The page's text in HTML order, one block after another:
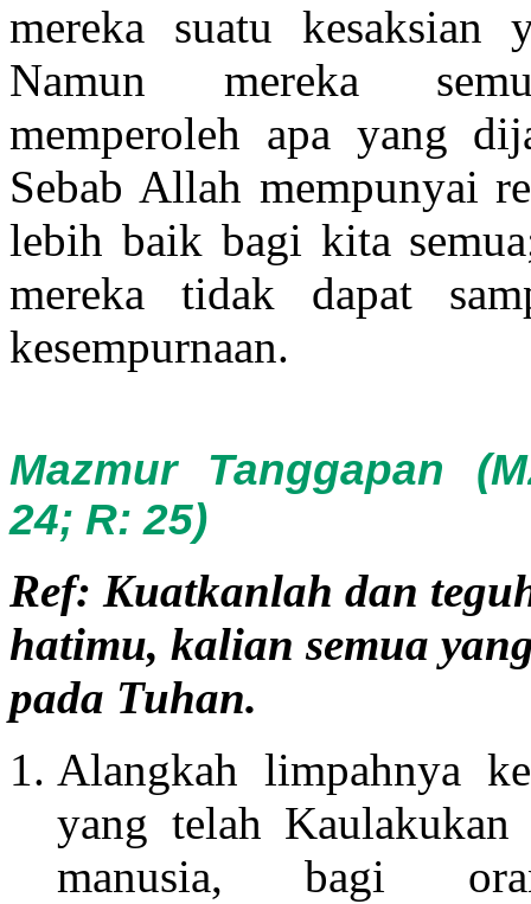
mereka suatu kesaksian
Namun mereka
memperoleh apa yang
Sebab Allah mempunyai
lebih baik bagi kita
mereka tidak dapat
kesempurnaan.
Mazmur Tanggapan
24; R: 25)
Ref: Kuatkanlah dan
hatimu, kalian semua
pada Tuhan.
Alangkah limpahnya
yang telah Kaulakukan
manusia, bagi